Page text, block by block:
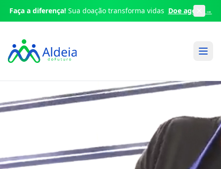
Faça a diferença!Sua doação transforma vidas Doe agora →